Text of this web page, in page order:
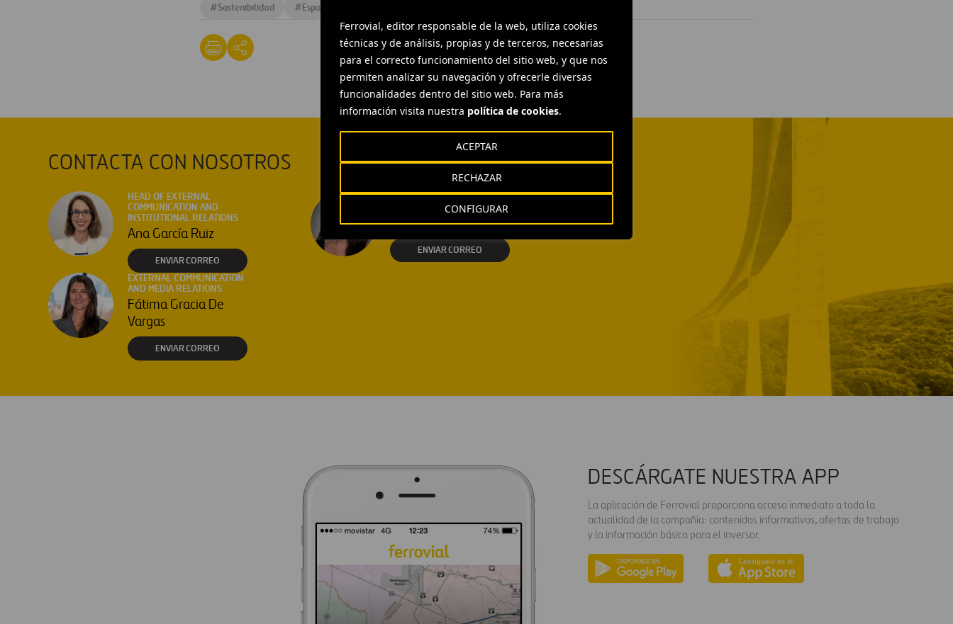
Ferrovial, editor responsable de la web, utiliza cookies
técnicas y de análisis, propias y de terceros, necesarias
para el correcto funcionamiento del sitio web, y que nos
permiten analizar su navegación y ofrecerle diversas
funcionalidades dentro del sitio web. Para más
información visita nuestra política de cookies.
CONFIGURAR
RECHAZAR
ACEPTAR
#Sostenibilidad #España
CONTACTA CON NOSOTROS
HEAD OF EXTERNAL
COMMUNICATION AND
INSTITUTIONAL RELATIONS
Ana García Ruiz
ENVIAR CORREO
EXTERNAL COMMUNICATION
AND MEDIA RELATIONS
Isabel Muñoz Torres
ENVIAR CORREO
EXTERNAL COMMUNICATION
AND MEDIA RELATIONS
Fátima Gracia De
Vargas
ENVIAR CORREO
DESCÁRGATE NUESTRA APP
La aplicación de Ferrovial proporciona acceso inmediato a toda la
actualidad de la compañía: contenidos informativos, ofertas de trabajo
y la información básica para el inversor.